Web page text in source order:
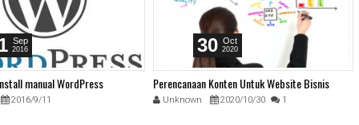
Sep
2016
manual WordPress
2016/9/11
30 Oct
2020
Perencanaan Konten Untuk Website Bisnis
Unknown 2020/10/30 1